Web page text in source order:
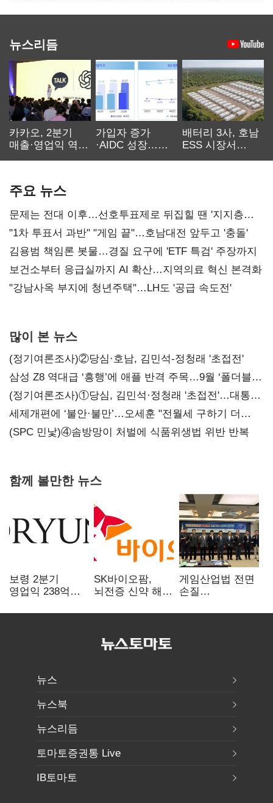
뉴스리듬
카카오, 2분기
매출·영업익 역대
가입자 증가
·AIDC 성장…
배터리 3사, 호남
ESS 시장서
주요 뉴스
문제는 전대 이후…선호투표제로 뒤집힐 땐 '지지층
불복'
"1차 투표서 과반" "게임 끝"…호남대전 앞두고 '충돌'
김용범 책임론 봇물…경질 요구에 'ETF 특검' 주장까지
보건소부터 응급실까지 AI 확산…지역의료 혁신 본격화
"강남사옥 부지에 청년주택"…LH도 '공급 속도전'
많이 본 뉴스
(정기여론조사)②당심·호남, 김민석-정청래 '초접전'
삼성 Z8 역대급 ‘흥행’에 애플 반격 주목…9월 ‘폴더블
대전’
(정기여론조사)①당심, 김민석·정청래 '초접전'…대통령
지지도 '50% 아래로'(종합)
세제개편에 ‘불안·불만’…오세훈 "전월세 구하기 더
힘들어질 것"
(SPC 민낯)④솜방망이 처벌에 식품위생법 위반 반복
함께 볼만한 뉴스
보령 2분기
영업익 238억…
SK바이오팜,
뇌전증 신약 해외
차세대 신약 개발
게임산업법 전면
손질
규제 걷고
뉴스
뉴스북
뉴스리듬
토마토증권통 Live
IB토마토